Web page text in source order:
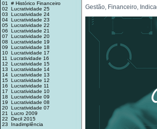
01 # Histórico Financeiro
02 Lucratividade 25
03 Lucratividade 24
04 Lucratividade 23
05 Lucratividade 22
06 Lucratividade 21
07 Lucratividade 20
08 Lucratividade 19
09 Lucratividade 18
10 Lucratividade 17
11 Lucratividade 16
12 Lucratividade 15
13 Lucratividade 14
14 Lucratividade 13
15 Lucratividade 12
16 Lucratividade 11
17 Lucratividade 10
18 Lucratividade 09
19 Lucratividade 08
20 Lucratividade 07
21 Lucro 2009
22 Decil 2015
23 Inadimplência
Gestão, Financeiro,